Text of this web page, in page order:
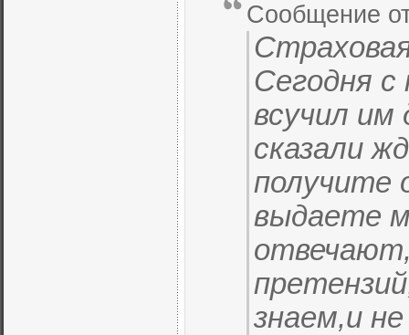
Сообщение
Сегодня
всучил
сказали
получите
выдаете
знаем,и